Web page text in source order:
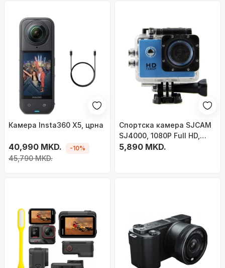
Камера Insta360 X5, црна
40,990 MKD.
45,790 MKD.
-10%
Спортска камера SJCAM
SJ4000, 1080P Full HD,
водоотпорна, со мото
5,890 MKD.